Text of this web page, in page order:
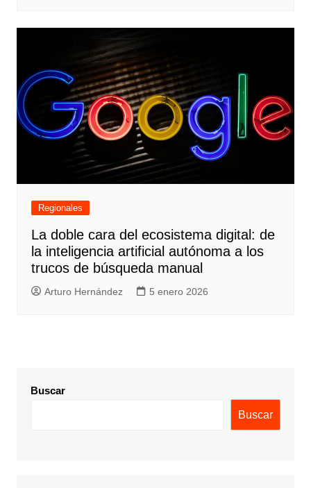
Regionales
La doble cara del ecosistema digital: de
la inteligencia artificial autónoma a los
trucos de búsqueda manual
Arturo Hernández 5 enero 2026
Buscar
Buscar